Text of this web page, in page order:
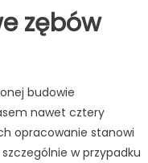
zębów
budowie
nawet cztery
opracowanie stanowi
w przypadku